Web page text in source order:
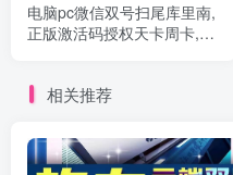
电脑pc微信双号扫尾库里南,
正版激活码授权天卡周卡,高
相关推荐